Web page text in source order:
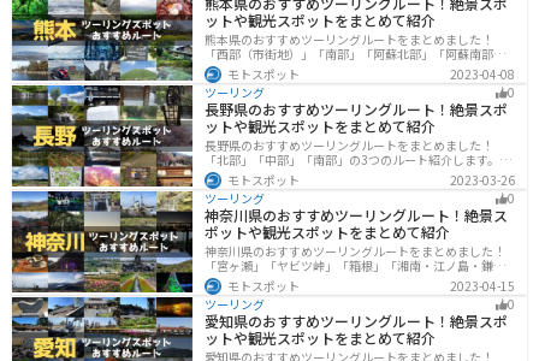
際は参考にしてください。
ットや観光スポットをまとめて紹介
熊本県のおすすめツーリングルートをまとめました！
「西部（市街地）」「南部」「阿蘇北部」「阿蘇南部」
の4つのルート紹介します。阿蘇山や天草諸島をはじめと
した豊かな自然や、熊本城や水前寺成趣園など歴史ある
観光スポットが多数あり、様々な楽しみ方ができます。
バイクで熊本県にツーリングに行く際は参考にしてくだ
さい。
モトスポット
2023-04-08
ツーリング
0
長野県のおすすめツーリングルート！絶景スポ
ットや観光スポットをまとめて紹介
長野県のおすすめツーリングルートをまとめました！
「北部」「中部」「南部」の3つのルート紹介します。諏
訪湖やビーナスラインのような全国でも有名なツーリン
グスポットが多数あります。バイクで長野県にツーリン
グに行く際は参考にしてください。
モトスポット
2023-03-26
ツーリング
0
神奈川県のおすすめツーリングルート！絶景ス
ポットや観光スポットをまとめて紹介
神奈川県のおすすめツーリングルートをまとめました！
「宮ヶ瀬」「ヤビツ峠」「箱根」「湘南・江ノ島・鎌
倉」「三浦」「みなとみらい」の6つのルート紹介しま
す。自然豊かなスポット、歴史ある観光名所、都市部で
楽しめるツーリングスポットまで多数あります。バイク
で神奈川県にツーリングに行く際は参考にしてくださ
い。
モトスポット
2023-04-15
ツーリング
0
愛知県のおすすめツーリングルート！絶景スポ
ットや観光スポットをまとめて紹介
愛知県のおすすめツーリングルートをまとめました！